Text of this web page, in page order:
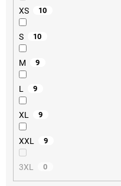
XS 10
S 10
M 9
L 9
XL 9
XXL 9
3XL 0